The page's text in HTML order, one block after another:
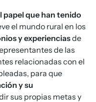
papel que han tenido
el mundo rural en los
y experienciasde
de las
relacionadas con el
para que
y su
sus propias metas y